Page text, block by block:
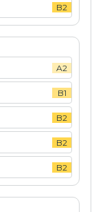
B2
A2
B1
B2
B2
B2